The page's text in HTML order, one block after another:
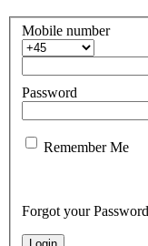
Mobile number
Password
Remember Me
Forgot your